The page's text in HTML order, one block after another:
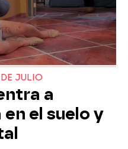
JULIO
a
el suelo y